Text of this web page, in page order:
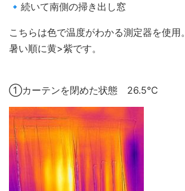
🔹続いて南側の掃き出し窓
こちらは色で温度がわかる測定器を使用。
暑い順に黄>紫です。
①カーテンを閉めた状態 26.5℃